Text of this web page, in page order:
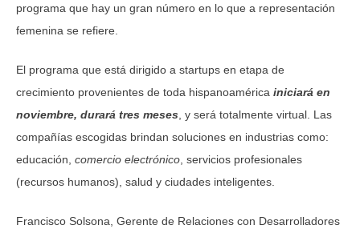
programa que hay un gran número en lo que a representación
femenina se refiere.
El programa que está dirigido a startups en etapa de
crecimiento provenientes de toda hispanoamérica iniciará en
noviembre, durará tres meses , y será totalmente virtual. Las
compañías escogidas brindan soluciones en industrias como:
educación, comercio electrónico , servicios profesionales
(recursos humanos), salud y ciudades inteligentes.
Francisco Solsona, Gerente de Relaciones con Desarrolladores